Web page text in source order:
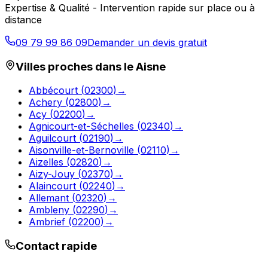
Expertise & Qualité - Intervention rapide sur place ou à
distance
09 79 99 86 09Demander un devis gratuit
Villes proches dans leAisne
Abbécourt (02300) →
Achery (02800) →
Acy (02200) →
Agnicourt-et-Séchelles (02340) →
Aguilcourt (02190) →
Aisonville-et-Bernoville (02110) →
Aizelles (02820) →
Aizy-Jouy (02370) →
Alaincourt (02240) →
Allemant (02320) →
Ambleny (02290) →
Ambrief (02200) →
Contact rapide